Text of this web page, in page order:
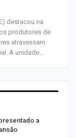
destacou na
produtores de
atravessam
A unidade…
a